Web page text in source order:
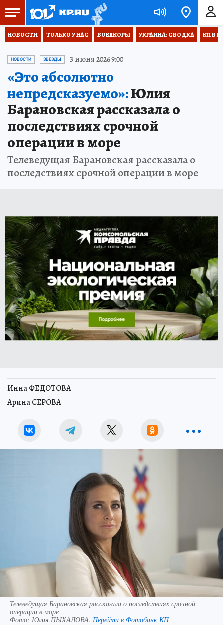
НОВОСТИ ТОЛЬКО У НАС ВОЕНКОРЫ УКРАИНА: СВОДКА КП В
НОВОСТИ ЗВЕЗДЫ 3 июня 2026 9:00
«Это абсолютно
непредсказуемо»:Юлия
Барановская рассказала о
последствиях срочной
операции в море
Телеведущая Барановская рассказала о
последствиях срочной операции в море
Инна ФЕДОТОВА
Арина СЕРОВА
Телеведущая Барановская рассказала о последствиях срочной
операции в море
Фото: Юлия ПЫХАЛОВА. Перейти в Фотобанк КП